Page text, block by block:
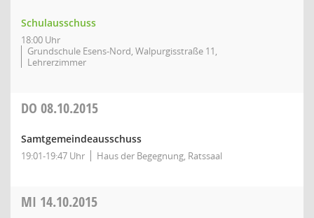
Schulausschuss
18:00 Uhr
Grundschule Esens-Nord, Walpurgisstraße 11,
Lehrerzimmer
DO 08.10.2015
Samtgemeindeausschuss
19:01-19:47 Uhr Haus der Begegnung, Ratssaal
MI 14.10.2015